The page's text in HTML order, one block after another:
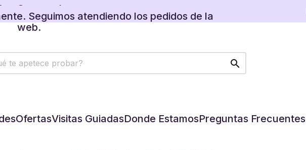
Seguimos atendiendo los pedidos de la
web.
regalos disponibles en tu carrito.

OfertasVisitas GuiadasDonde EstamosPreguntas Frecuentes